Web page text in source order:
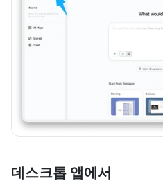
데스크톱 앱에서